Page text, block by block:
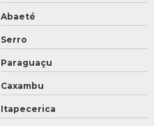
Abaeté
Serro
Paraguaçu
Caxambu
Itapecerica